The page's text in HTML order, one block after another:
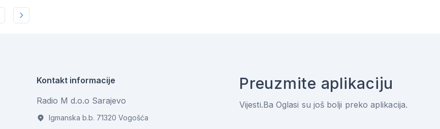
Kontakt informacije
Radio M d.o.o Sarajevo
Igmanska b.b. 71320 Vogošća
Preuzmite aplikaciju
Vijesti.Ba Oglasi su još bolji preko aplikacija.